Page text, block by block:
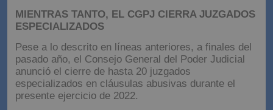
MIENTRAS TANTO, EL CGPJ CIERRA JUZGADOS
ESPECIALIZADOS
Pese a lo descrito en líneas anteriores, a finales del
pasado año, el Consejo General del Poder Judicial
anunció el cierre de hasta 20 juzgados
especializados en cláusulas abusivas durante el
presente ejercicio de 2022.